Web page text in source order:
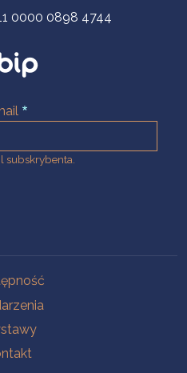
0000 0898 4744
subskrybenta.